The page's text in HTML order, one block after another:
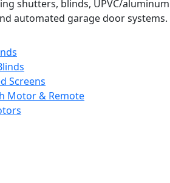
shutters, blinds, UPVC/aluminum
automated garage door systems.
Screens
Motor & Remote